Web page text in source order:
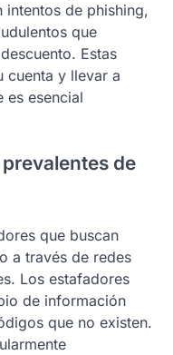
intentos de phishing,
que
Estas
cuenta y llevar a
es esencial
de
que buscan
a través de redes
Los estafadores
de información
que no existen.